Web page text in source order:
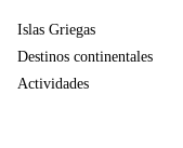
Islas Griegas
Destinos continentales
Actividades